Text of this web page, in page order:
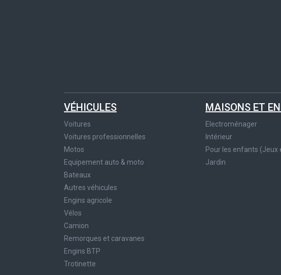
VÉHICULES
Voitures
Voitures professionnelles
Motos
Equipement auto & moto
Bateaux
Autres véhicules
Engins agricole
Vélos
Camion
Remorques et caravanes
Engins BTP
Trotinette
MAISONS ET
Electroménager
Intérieur
Pour les enfants (Jeux
Jardin